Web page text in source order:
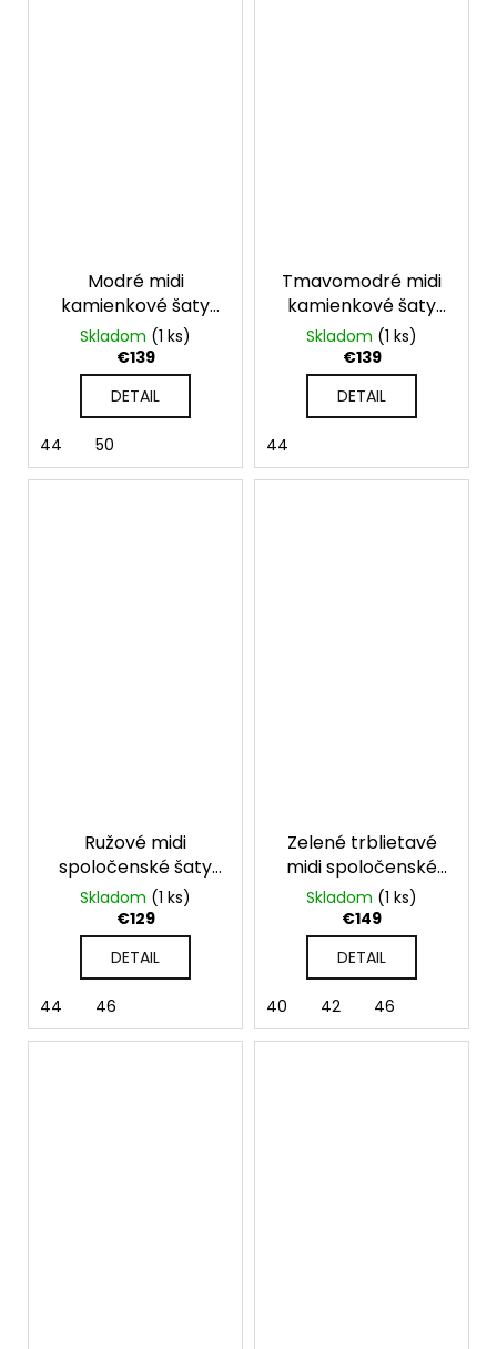
Modré midi
kamienkové šaty
pre moletky
Skladom (1 ks)
€139
DETAIL
44 50
Tmavomodré midi
kamienkové šaty
pre moletky
Skladom (1 ks)
€139
DETAIL
44
Ružové midi
spoločenské šaty
pre moletky
Skladom (1 ks)
€129
DETAIL
44 46
Zelené trblietavé
midi spoločenské
šaty
Skladom (1 ks)
€149
DETAIL
40 42 46